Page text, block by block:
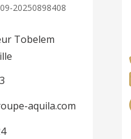
20250898408
Tobelem
aquila.com